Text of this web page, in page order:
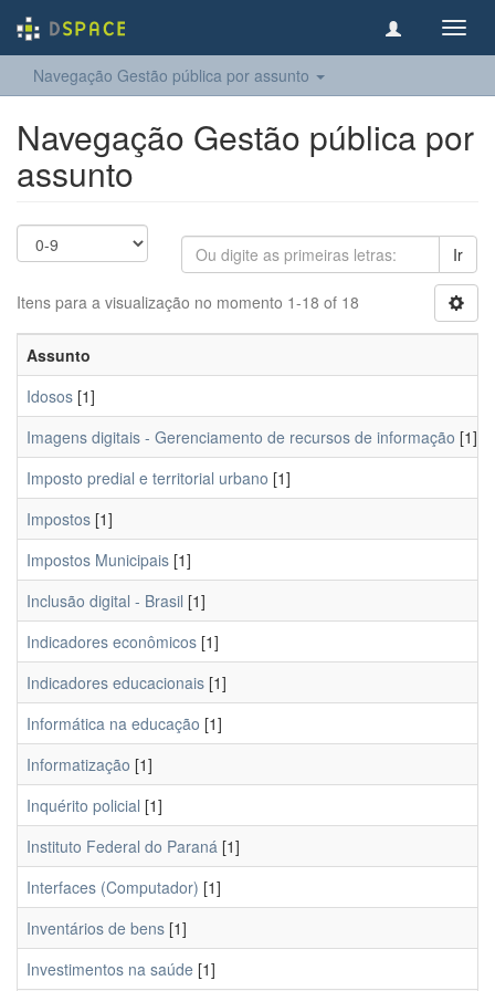
Navegação Gestão pública por assunto
Navegação Gestão pública por
assunto
Ir
Itens para a visualização no momento 1-18 of 18
Assunto
Idosos [1]
Imagens digitais - Gerenciamento de recursos de informação [1]
Imposto predial e territorial urbano [1]
Impostos [1]
Impostos Municipais [1]
Inclusão digital - Brasil [1]
Indicadores econômicos [1]
Indicadores educacionais [1]
Informática na educação [1]
Informatização [1]
Inquérito policial [1]
Instituto Federal do Paraná [1]
Interfaces (Computador) [1]
Inventários de bens [1]
Investimentos na saúde [1]